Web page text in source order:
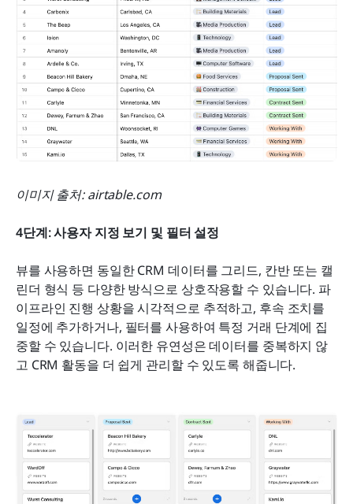
이미지 출처: airtable.com
4단계: 사용자 지정 보기 및 필터 설정
뷰를 사용하면 동일한 CRM 데이터를 그리드, 칸반 또는 캘
린더 형식 등 다양한 방식으로 상호작용할 수 있습니다. 파
이프라인 진행 상황을 시각적으로 추적하고, 후속 조치를
일정에 추가하거나, 필터를 사용하여 특정 거래 단계에 집
중할 수 있습니다. 이러한 유연성은 데이터를 중복하지 않
고 CRM 활동을 더 쉽게 관리할 수 있도록 해줍니다.